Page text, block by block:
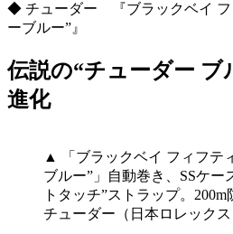
◆ チューダー 『ブラックベイ フ
ーブルー”』
伝説の“チューダー ブ
進化
▲ 「ブラックベイ フィフテ
ブルー”」自動巻き、SSケー
トタッチ”ストラップ。200m
チューダー（日本ロレックス